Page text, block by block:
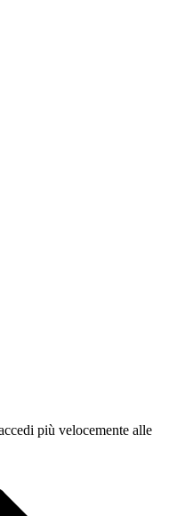
più velocemente alle